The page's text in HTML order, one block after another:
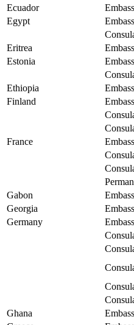
Ecuador
Egypt
Eritrea
Estonia
Ethiopia
Finland
France
Gabon
Georgia
Germany
Ghana